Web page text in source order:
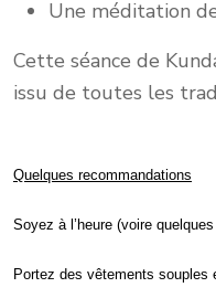
Une méditation
Cette séance de
issu de toutes les
Quelques recommandations
Soyez à l’heure (voire
Portez des vêtements souples